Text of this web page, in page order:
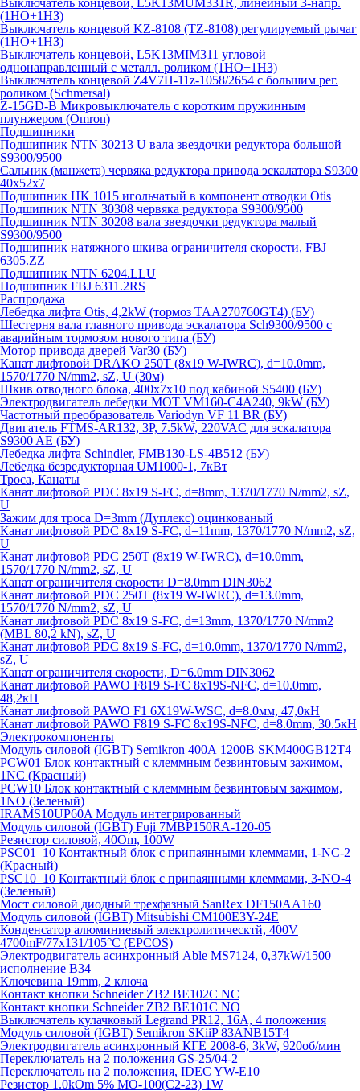
Выключатель концевой, L5K13MUM331R, линейный 3-напр.
(1НО+1НЗ)
Выключатель концевой KZ-8108 (TZ-8108) регулируемый рычаг
(1НО+1НЗ)
Выключатель концевой, L5K13MIM311 угловой
однонаправленный с металл. роликом (1НО+1НЗ)
Выключатель концевой Z4V7H-11z-1058/2654 с большим рег.
роликом (Schmersal)
Z-15GD-B Микровыключатель с коротким пружинным
плунжером (Omron)
Подшипники
Подшипник NTN 30213 U вала звездочки редуктора большой
S9300/9500
Сальник (манжета) червяка редуктора привода эскалатора S9300
40х52х7
Подшипник HK 1015 игольчатый в компонент отводки Otis
Подшипник NTN 30308 червяка редуктора S9300/9500
Подшипник NTN 30208 вала звездочки редуктора малый
S9300/9500
Подшипник натяжного шкива ограничителя скорости, FBJ
6305.ZZ
Подшипник NTN 6204.LLU
Подшипник FBJ 6311.2RS
Распродажа
Лебедка лифта Otis, 4,2kW (тормоз TAA270760GT4) (БУ)
Шестерня вала главного привода эскалатора Sch9300/9500 с
аварийным тормозом нового типа (БУ)
Мотор привода дверей Var30 (БУ)
Канат лифтовой DRAKO 250T (8x19 W-IWRC), d=10.0mm,
1570/1770 N/mm2, sZ, U (30м)
Шкив отводного блока, 400х7х10 под кабиной S5400 (БУ)
Электродвигатель лебедки MOT VM160-C4A240, 9kW (БУ)
Частотный преобразователь Variodyn VF 11 BR (БУ)
Двигатель FTMS-AR132, 3P, 7.5kW, 220VAC для эскалатора
S9300 AE (БУ)
Лебедка лифта Schindler, FMB130-LS-4B512 (БУ)
Лебедка безредукторная UM1000-1, 7кВт
Троса, Канаты
Канат лифтовой PDC 8x19 S-FC, d=8mm, 1370/1770 N/mm2, sZ,
U
Зажим для троса D=3mm (Дуплекс) оцинкованый
Канат лифтовой PDC 8x19 S-FC, d=11mm, 1370/1770 N/mm2, sZ,
U
Канат лифтовой PDC 250T (8x19 W-IWRC), d=10.0mm,
1570/1770 N/mm2, sZ, U
Канат ограничителя скорости D=8.0mm DIN3062
Канат лифтовой PDC 250T (8x19 W-IWRC), d=13.0mm,
1570/1770 N/mm2, sZ, U
Канат лифтовой PDC 8х19 S-FC, d=13mm, 1370/1770 N/mm2
(MBL 80,2 kN), sZ, U
Канат лифтовой PDC 8x19 S-FC, d=10.0mm, 1370/1770 N/mm2,
sZ, U
Канат ограничителя скорости, D=6.0mm DIN3062
Канат лифтовой PAWO F819 S-FC 8х19S-NFC, d=10.0mm,
48,2кН
Канат лифтовой PAWO F1 6X19W-WSC, d=8.0мм, 47,0кН
Канат лифтовой PAWO F819 S-FC 8х19S-NFC, d=8.0mm, 30.5кН
Электрокомпоненты
Модуль силовой (IGBT) Semikron 400А 1200В SKM400GB12T4
PCW01 Блок контактный с клеммным безвинтовым зажимом,
1NC (Красный)
PCW10 Блок контактный с клеммным безвинтовым зажимом,
1NO (Зеленый)
IRAMS10UP60A Модуль интегрированный
Модуль силовой (IGBT) Fuji 7MBP150RA-120-05
Резистор силовой, 40Om, 100W
PSC01_10 Контактный блок с припаянными клеммами, 1-NC-2
(Красный)
PSC10_10 Контактный блок с припаянными клеммами, 3-NO-4
(Зеленый)
Мост силовой диодный трехфазный SanRex DF150AA160
Модуль силовой (IGBT) Mitsubishi CM100E3Y-24E
Конденсатор алюминиевый электролитическтй, 400V
4700mF/77x131/105°C (EPCOS)
Электродвигатель асинхронный Able MS7124, 0,37kW/1500
исполнение В34
Ключевина 19mm, 2 ключа
Контакт кнопки Schneider ZB2 BE102C NC
Контакт кнопки Schneider ZB2 BE101C NO
Выключатель кулачковый Legrand PR12, 16A, 4 положения
Модуль силовой (IGBT) Semikron SKiiP 83ANB15T4
Электродвигатель асинхронный КГЕ 2008-6, 3kW, 920об/мин
Переключатель на 2 положения GS-25/04-2
Переключатель на 2 положения, IDEC YW-E10
Резистор 1.0kOm 5% МО-100(С2-23) 1W